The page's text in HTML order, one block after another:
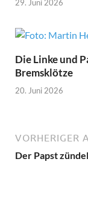
29. Juni 2026
Die Linke und
Bremsklötze
20. Juni 2026
VORHERIGER
Der Papst